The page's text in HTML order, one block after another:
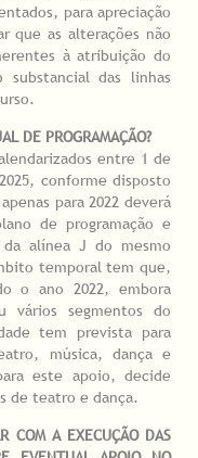
para apreciação
que as alterações não
à atribuição do
das linhas
DE PROGRAMAÇÃO?
entre 1 de
conforme disposto
para 2022 deverá
de programação e
alínea J do mesmo
temporal tem que,
o ano 2022, embora
vários segmentos do
tem prevista para
música, dança e
este apoio, decide
de teatro e dança.
COM A EXECUÇÃO DAS